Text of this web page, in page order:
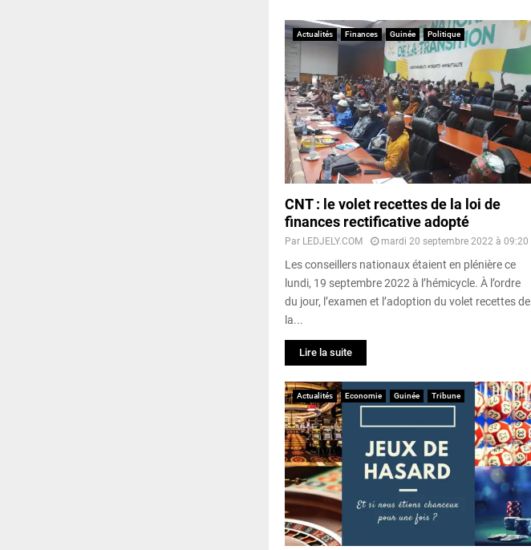
Actualités Finances Guinée Politique
CNT : le volet recettes de la loi de
finances rectificative adopté
Par LEDJELY.COM mardi 20 septembre 2022 à 09:20
Les conseillers nationaux étaient en plénière ce
lundi, 19 septembre 2022 à l’hémicycle. À l’ordre
du jour, l’examen et l’adoption du volet recettes de
la...
Lire la suite
Actualités Economie Guinée Tribune